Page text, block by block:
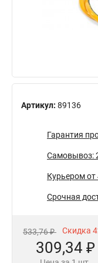
Артикул: 89136
Гарантия
Самовывоз:
Курьером от
Срочная
533,76 ₽ Скидка
309,34 ₽